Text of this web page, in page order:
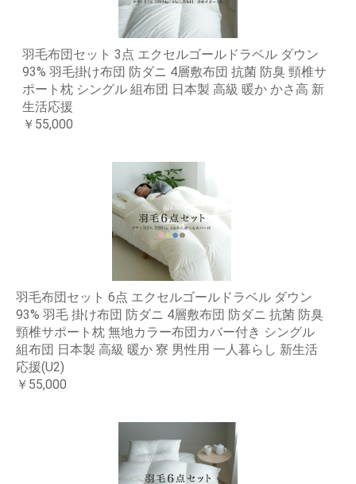
羽毛布団セット 3点 エクセルゴールドラベル ダウン
93% 羽毛掛け布団 防ダニ 4層敷布団 抗菌 防臭 頸椎サ
ポート枕 シングル 組布団 日本製 高級 暖か かさ高 新
生活応援
￥55,000
羽毛布団セット 6点 エクセルゴールドラベル ダウン
93% 羽毛 掛け布団 防ダニ 4層敷布団 防ダニ 抗菌 防臭
頸椎サポート枕 無地カラー布団カバー付き シングル
組布団 日本製 高級 暖か 寮 男性用 一人暮らし 新生活
応援(U2)
￥55,000